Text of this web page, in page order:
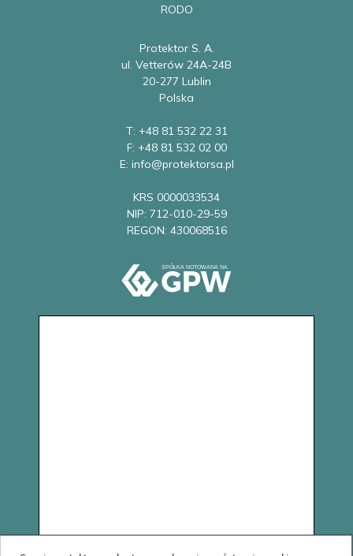
RODO
Protektor S. A.
ul. Vetterów 24A-24B
20-277 Lublin
Polska
T: +48 81 532 22 31
F: +48 81 532 02 00
E: info@protektorsa.pl
KRS 0000033534
NIP: 712-010-29-59
REGON: 430068516